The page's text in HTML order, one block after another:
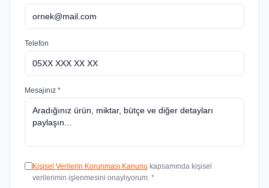
Telefon
Mesajınız *
Kişisel Verilerin Korunması Kanunu kapsamında kişisel
verilerimin işlenmesini onaylıyorum. *